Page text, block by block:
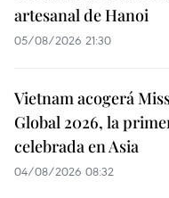
artesanal de Hanoi
05/08/2026 21:30
Vietnam acogerá
Global 2026, la
celebrada en Asia
04/08/2026 08:32